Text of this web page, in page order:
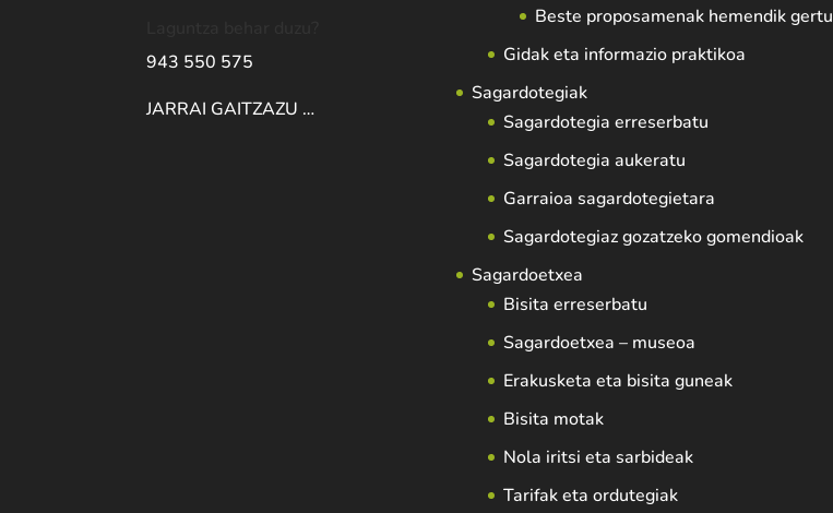
943 550 575
JARRAI GAITZAZU …
Beste proposamenak hemendik gertu
Gidak eta informazio praktikoa
Sagardotegiak
Sagardotegia erreserbatu
Sagardotegia aukeratu
Garraioa sagardotegietara
Sagardotegiaz gozatzeko gomendioak
Sagardoetxea
Bisita erreserbatu
Sagardoetxea – museoa
Erakusketa eta bisita guneak
Bisita motak
Nola iritsi eta sarbideak
Tarifak eta ordutegiak